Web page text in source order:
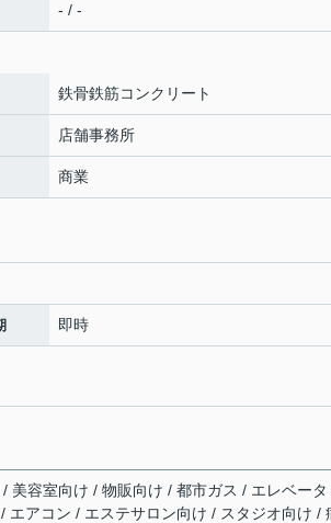
- / -
鉄骨鉄筋コンクリート
店舗事務所
商業
即時
美容室向け / 物販向け / 都市ガス / エレベータ
アコン / エステサロン向け / スタジオ向け /